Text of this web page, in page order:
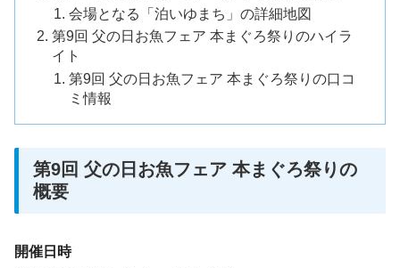
会場となる「泊いゆまち」の詳細地図
第9回 父の日お魚フェア 本まぐろ祭りのハイラ
イト
第9回 父の日お魚フェア 本まぐろ祭りの口コ
ミ情報
第9回 父の日お魚フェア 本まぐろ祭りの
概要
開催日時